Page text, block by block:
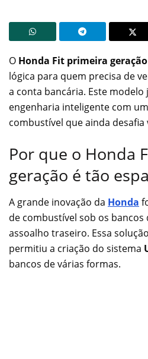
O Honda Fit primeira geração
lógica para quem precisa de
a conta bancária. Este
engenharia inteligente com
combustível que ainda
Por que o Honda
geração é tão
A grande inovação da Honda
de combustível sob os
assoalho traseiro. Essa
permitiu a criação do sistema
bancos de várias formas.